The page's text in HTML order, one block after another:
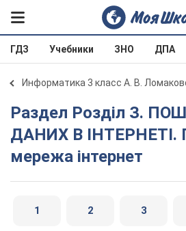
ГДЗ Учебники ЗНО ДПА
Информатика 3 класс А. В.
Раздел Розділ З. ПОШУК
ДАНИХ В ІНТЕРНЕТІ.
мережа інтернет
1 2 3